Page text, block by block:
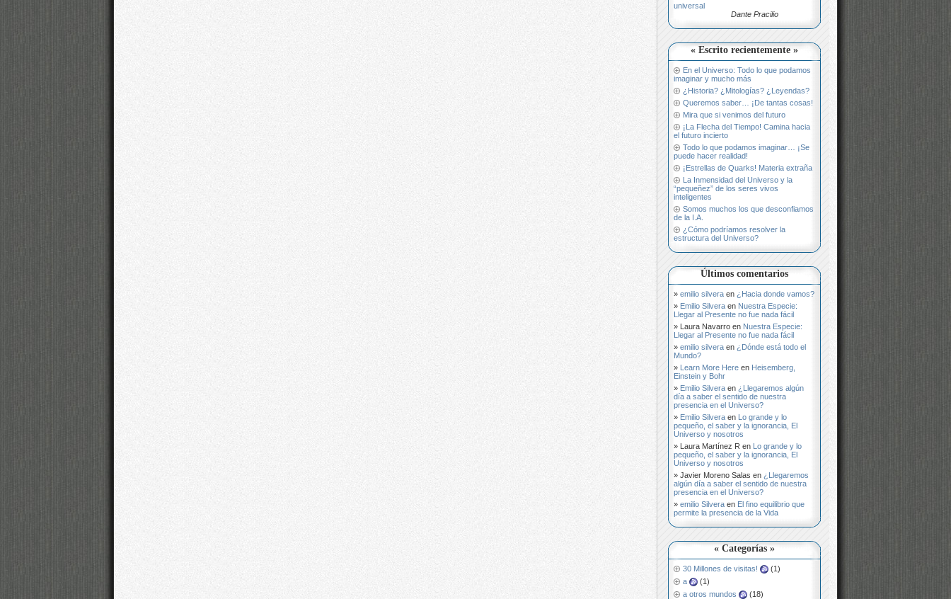
universal
Dante Pracilio
« Escrito recientemente »
En el Universo: Todo lo que podamos
imaginar y mucho más
¿Historia? ¿Mitologías? ¿Leyendas?
Queremos saber… ¡De tantas cosas!
Mira que si venimos del futuro
¡La Flecha del Tiempo! Camina hacia
el futuro incierto
Todo lo que podamos imaginar… ¡Se
puede hacer realidad!
¡Estrellas de Quarks! Materia extraña
La Inmensidad del Universo y la
“pequeñez” de los seres vivos
inteligentes
Somos muchos los que desconfiamos
de la I.A.
¿Cómo podríamos resolver la
estructura del Universo?
Últimos comentarios
emilio silvera en ¿Hacia donde vamos?
Emilio Silvera en Nuestra Especie:
Llegar al Presente no fue nada fácil
Laura Navarro en Nuestra Especie:
Llegar al Presente no fue nada fácil
emilio silvera en ¿Dónde está todo el
Mundo?
Learn More Here en Heisemberg,
Einstein y Bohr
Emilio Silvera en ¿Llegaremos algún
día a saber el sentido de nuestra
presencia en el Universo?
Emilio Silvera en Lo grande y lo
pequeño, el saber y la ignorancia, El
Universo y nosotros
Laura Martínez R en Lo grande y lo
pequeño, el saber y la ignorancia, El
Universo y nosotros
Javier Moreno Salas en ¿Llegaremos
algún día a saber el sentido de nuestra
presencia en el Universo?
emilio Silvera en El fino equilibrio que
permite la presencia de la Vida
« Categorías »
30 Millones de visitas!
(1)
a
(1)
a otros mundos
(18)